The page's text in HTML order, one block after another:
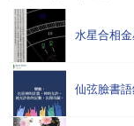
水星合相
仙弦臉書